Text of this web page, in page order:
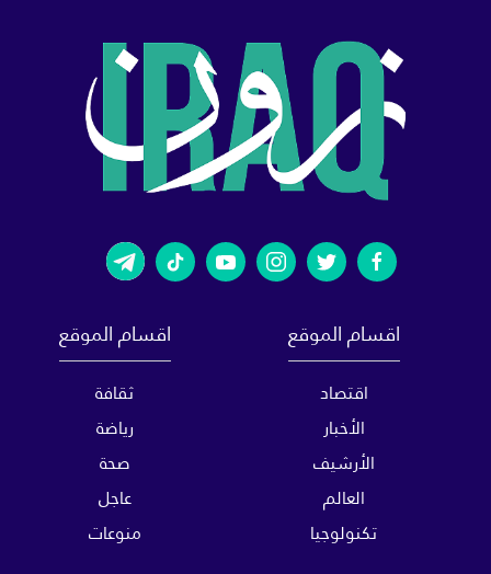
اقسام الموقع
اقتصاد
الأخبار
الأرشيف
العالم
تكنولوجيا
اقسام الموقع
ثقافة
رياضة
صحة
عاجل
منوعات